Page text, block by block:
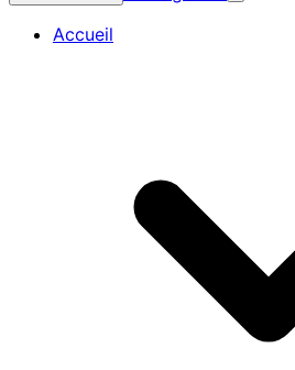
Accueil